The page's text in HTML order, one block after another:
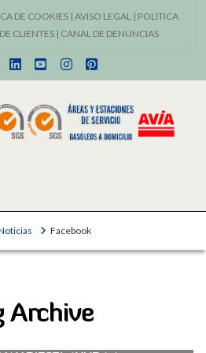
DE COOKIES | AVISO LEGAL | POLITICA
CLIENTES| CANAL DE DENUNCIAS
LinkedInYouTubeInstagram
Pinterest
Facebook
Archive